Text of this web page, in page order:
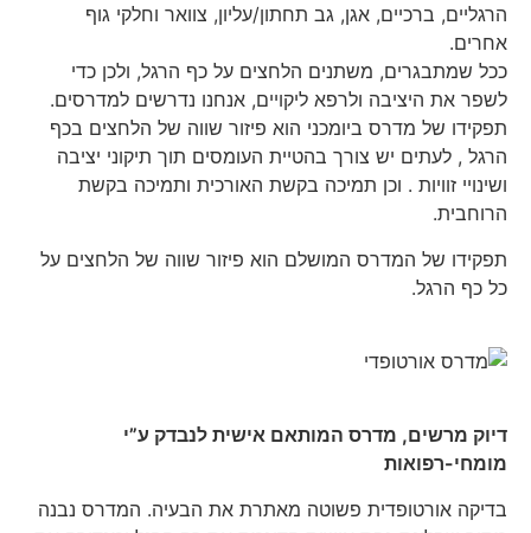
הרגליים, ברכיים, אגן, גב תחתון/עליון, צוואר וחלקי גוף
אחרים.
ככל שמתבגרים, משתנים הלחצים על כף הרגל, ולכן כדי
לשפר את היציבה ולרפא ליקויים, אנחנו נדרשים למדרסים.
תפקידו של מדרס ביומכני הוא פיזור שווה של הלחצים בכף
הרגל , לעתים יש צורך בהטיית העומסים תוך תיקוני יציבה
ושינויי זוויות . וכן תמיכה בקשת האורכית ותמיכה בקשת
הרוחבית.
תפקידו של המדרס המושלם הוא פיזור שווה של הלחצים על
כל כף הרגל.
דיוק מרשים, מדרס המותאם אישית לנבדק ע”י
מומחי-רפואות
בדיקה אורטופדית פשוטה מאתרת את הבעיה. המדרס נבנה